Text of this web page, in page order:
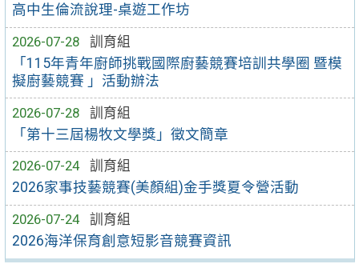
高中生倫流說理-桌遊工作坊
2026-07-28
訓育組
「115年青年廚師挑戰國際廚藝競賽培訓共學圈 暨模
擬廚藝競賽 」活動辦法
2026-07-28
訓育組
「第十三屆楊牧文學獎」徵文簡章
2026-07-24
訓育組
2026家事技藝競賽(美顏組)金手獎夏令營活動
2026-07-24
訓育組
2026海洋保育創意短影音競賽資訊